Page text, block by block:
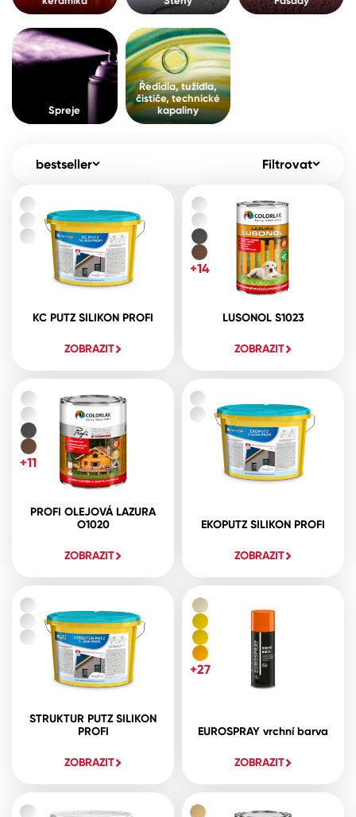
Pro akcionáře O společnosti
Kontakty
+420 800 145 555
Česko
Slovensko Polsko
Spreje
Ředidla, tužidla, čističe, technické
kapaliny
Spreje
Ředidla, tužidla,
čističe, technické
kapaliny
bestseller Filtrovat
KC PUTZ SILIKON PROFI
ZOBRAZIT
LUSONOL S1023
ZOBRAZIT
+14
PROFI OLEJOVÁ LAZURA
O1020
ZOBRAZIT
+11
EKOPUTZ SILIKON PROFI
ZOBRAZIT
STRUKTUR PUTZ SILIKON
PROFI
ZOBRAZIT
EUROSPRAY vrchní barva
ZOBRAZIT
+27